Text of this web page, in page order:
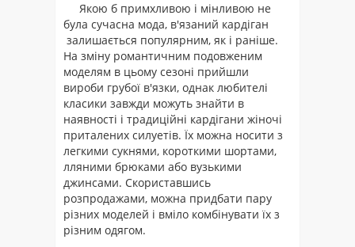
Якою б примхливою ​​і мінливою ​​не
була сучасна мода, в'язаний кардіган
залишається популярним, як і раніше.
На зміну романтичним подовженим
моделям в цьому сезоні прийшли
вироби грубої в'язки, однак любителі
класики завжди можуть знайти в
наявності і традиційні кардігани жіночі
приталених силуетів. Їх можна носити з
легкими сукнями, короткими шортами,
лляними брюками або вузькими
джинсами. Скориставшись
розпродажами, можна придбати пару
різних моделей і вміло комбінувати їх з
різним одягом.